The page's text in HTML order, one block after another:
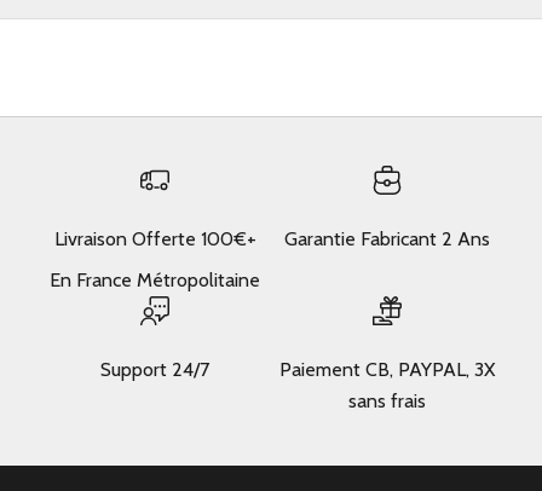
Livraison Offerte 100€+
En France Métropolitaine
Garantie Fabricant 2 Ans
Support 24/7
Paiement CB, PAYPAL, 3X
sans frais